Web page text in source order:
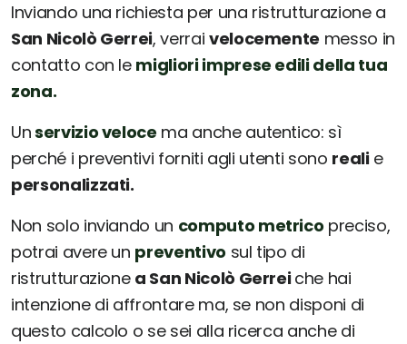
Inviando una richiesta per una ristrutturazione a
San Nicolò Gerrei, verrai velocemente messo in
contatto con le migliori imprese edili della tua
zona.
Unservizio veloce ma anche autentico: sì
perché i preventivi forniti agli utenti sono realie
personalizzati.
Non solo inviando un computo metrico preciso,
potrai avere un preventivo sul tipo di
ristrutturazione a San Nicolò Gerreiche hai
intenzione di affrontare ma, se non disponi di
questo calcolo o se sei alla ricerca anche di